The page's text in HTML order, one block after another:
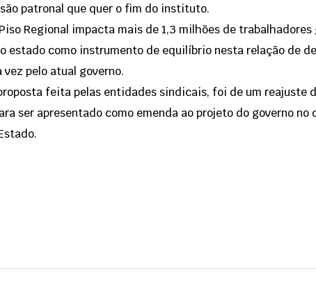
patronal que quer o fim do instituto.
Regional impacta mais de 1,3 milhões de trabalhadores
estado como instrumento de equilíbrio nesta relação de
pelo atual governo.
feita pelas entidades sindicais, foi de um reajuste
ser apresentado como emenda ao projeto do governo no